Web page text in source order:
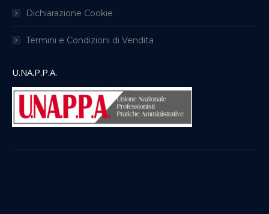
Dichiarazione Cookie
Termini e Condizioni di Vendita
U.NA.P.P.A.